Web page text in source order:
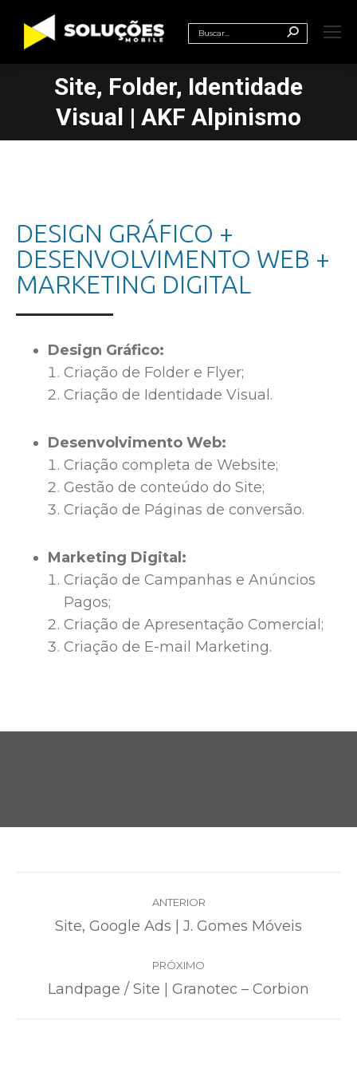
Search:
Site, Folder, Identidade
Visual | AKF Alpinismo
Você está aqui:
DESIGN GRÁFICO +
DESENVOLVIMENTO WEB +
MARKETING DIGITAL
Design Gráfico:
Criação de Folder e Flyer;
Criação de Identidade Visual.
Desenvolvimento Web:
Criação completa de Website;
Gestão de conteúdo do Site;
Criação de Páginas de conversão.
Marketing Digital:
Criação de Campanhas e Anúncios
Pagos;
Criação de Apresentação Comercial;
Criação de E-mail Marketing.
ANTERIOR
Previous
Site, Google Ads | J. Gomes Móveis
PRÓXIMO
Next
Landpage / Site | Granotec – Corbion